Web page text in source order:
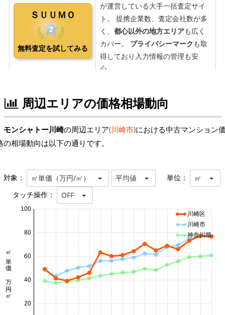
周辺エリアの価格相場動向
モンシャトー川崎の周辺エリア(川崎市)における中古マンション
の相場動向は以下の通りです。
対象： ㎡単価（万円/㎡） 平均値 単位： ㎡
タッチ操作： OFF
20
40
60
80
100
㎡単価 万円/㎡
川崎区
川崎市
神奈川県